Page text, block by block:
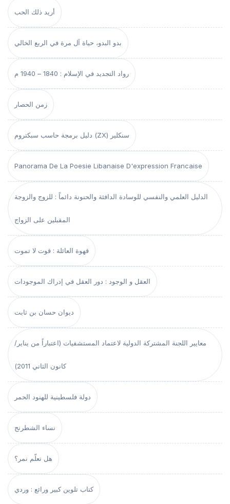
أريد ذلك الحب
بدو البدو، حياة آل مرة في الربع الخالي
رواد التجديد في الإسلام : 1840 – 1940 م
زمن الحصار
دليل برمجة حاسب سبكتروم (ZX) سنكلير
Panorama De La Poesie Libanaise D'expression Francaise
الدليل العلمي والنفسي للوسادة الدافئة والحنونة دائماً : للزوج والزوجة
المقبلين على الزواج
قهوة العائلة : قوت لا تموت
العقل و الوجود : دور العقل في إدراك الموجودات
ديوان حسان بن ثابت
معايير اللجنة المشتركة الدولية لاعتماد المستشفيات (اعتباراً من يناير/
كانون الثاني 2011)
دولة فلسطينية للهنود الحمر
نساء الشطرنج
هل تعلّم نمر؟
كتاب تلوين كبير ورائع : وردي